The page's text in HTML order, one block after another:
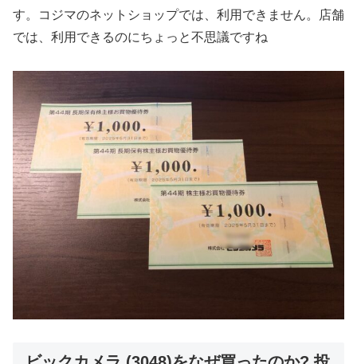
す。コジマのネットショップでは、利用できません。店舗
では、利用できるのにちょっと不思議ですね